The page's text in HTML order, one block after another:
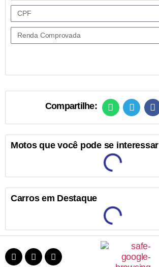
Compartilhe:
Motos que você pode se interessar
Carros em Destaque